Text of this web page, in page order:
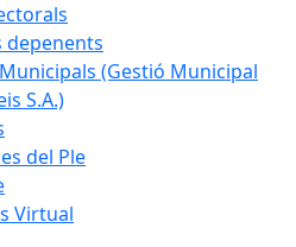
depenents
(Gestió Municipal
S.A.)
del Ple
Virtual